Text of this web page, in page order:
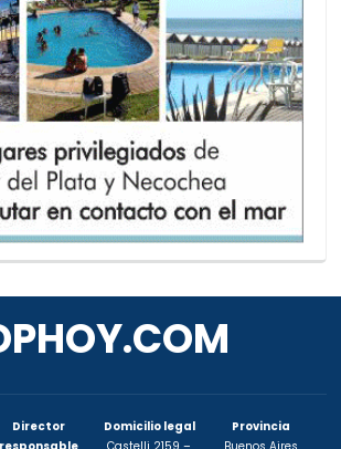
Director
Domicilio legal
Provincia